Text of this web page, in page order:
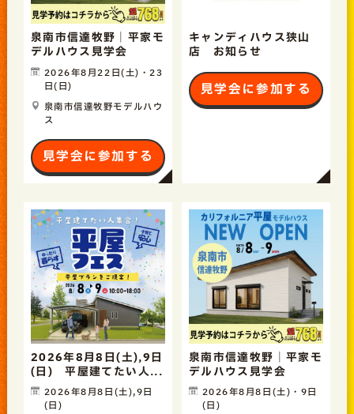
泉南市信達牧野｜平家モ
デルハウス見学会
2026年8月22日(土)・23
日(日)
泉南市信達牧野モデルハウ
ス
見学会に参加する
キャンディハウス狭山
店 お知らせ
見学会に参加する
2026年8月8日(土),9日
(日) 平屋建てたい人...
2026年8月8日(土),9日
(日)
泉南市信達牧野｜平家モ
デルハウス見学会
2026年8月8日(土)・9日
(日)